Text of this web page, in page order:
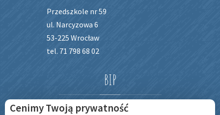
Przedszkole nr 59
ul. Narcyzowa 6
53-225 Wrocław
tel. 71 798 68 02
BIP
Cenimy Twoją prywatność